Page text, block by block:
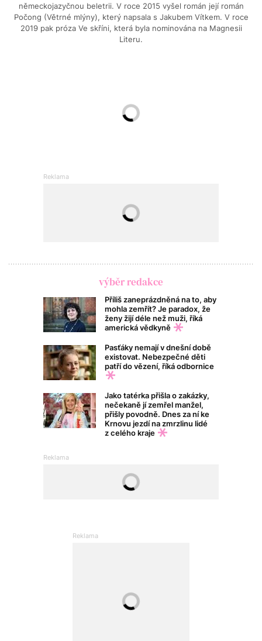
německojazyčnou beletrii. V roce 2015 vyšel román její román
Počong (Větrné mlýny), který napsala s Jakubem Vítkem. V roce
2019 pak próza Ve skříni, která byla nominována na Magnesii
Literu.
výběr redakce
Příliš zaneprázdněná na to, aby
mohla zemřít? Je paradox, že
ženy žijí déle než muži, říká
americká vědkyně
Pasťáky nemají v dnešní době
existovat. Nebezpečné děti
patří do vězení, říká odbornice
Jako tatérka přišla o zakázky,
nečekaně jí zemřel manžel,
přišly povodně. Dnes za ní ke
Krnovu jezdí na zmrzlinu lidé
z celého kraje